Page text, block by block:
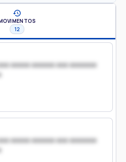
12
xxxxx xxxxxx xxx xxxxxxx
xxxxx xxxxxx xxx xxxxxxx